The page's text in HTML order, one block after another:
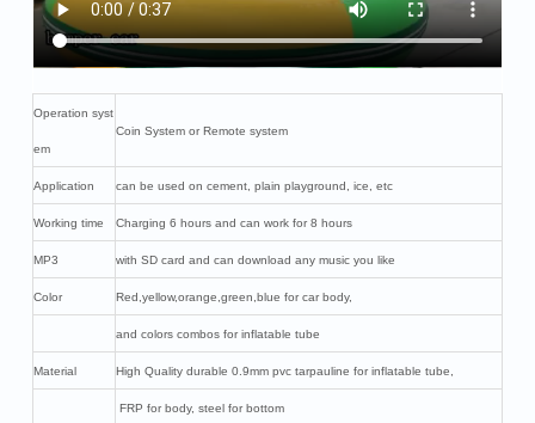
Operation syst
em
Coin System or Remote system
Application can be used on cement, plain playground, ice, etc
Working time Charging 6 hours and can work for 8 hours
MP3 with SD card and can download any music you like
Color Red,yellow,orange,green,blue for car body,
and colors combos for inflatable tube
Material High Quality durable 0.9mm pvc tarpauline for inflatable tube,
FRP for body, steel for bottom